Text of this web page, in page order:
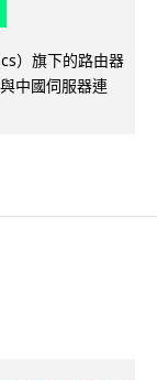
）旗下的路由器
中國伺服器連